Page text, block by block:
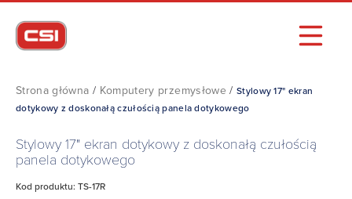
Strona główna / Komputery przemysłowe /Stylowy 17" ekran
dotykowy z doskonałą czułością panela dotykowego
Stylowy 17" ekran dotykowy z doskonałą czułością
panela dotykowego
Kod produktu: TS-17R